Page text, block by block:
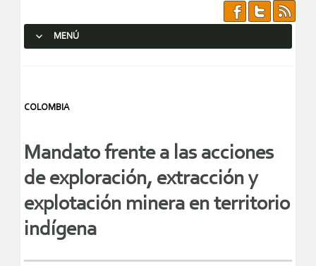
MENÚ
COLOMBIA
Mandato frente a las acciones
de exploración, extracción y
explotación minera en territorio
indígena